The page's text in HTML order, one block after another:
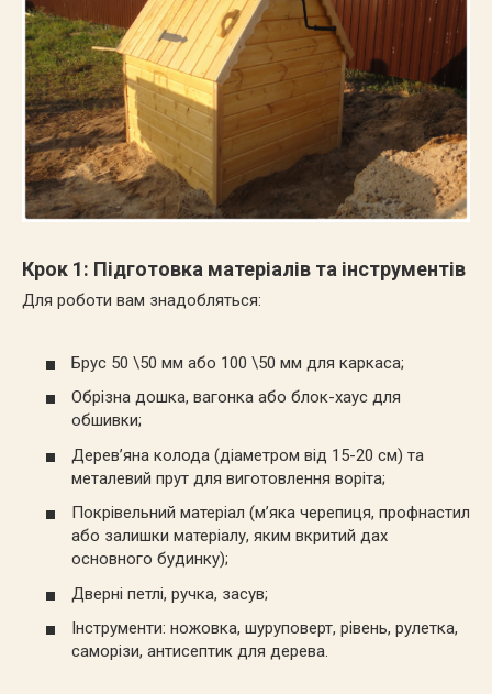
Крок 1: Підготовка матеріалів та інструментів
Для роботи вам знадобляться:
Брус 50 \50 мм або 100 \50 мм для каркаса;
Обрізна дошка, вагонка або блок-хаус для
обшивки;
Дерев’яна колода (діаметром від 15-20 см) та
металевий прут для виготовлення воріта;
Покрівельний матеріал (м’яка черепиця, профнастил
або залишки матеріалу, яким вкритий дах
основного будинку);
Дверні петлі, ручка, засув;
Інструменти: ножовка, шуруповерт, рівень, рулетка,
саморізи, антисептик для дерева.